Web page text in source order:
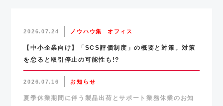
2026.07.24 ノウハウ集 オフィス
【中小企業向け】「SCS評価制度」の概要と対策。対策
を怠ると取引停止の可能性も!?
2026.07.16 お知らせ
夏季休業期間に伴う製品出荷とサポート業務休業のお知